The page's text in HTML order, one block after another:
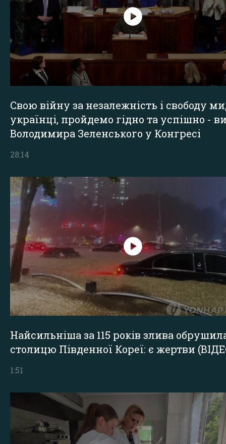
Свою війну за незалежність і свободу
українці, пройдемо гідно та успішно -
Володимира Зеленського у Конгресі
28:14
Найсильніша за 115 років злива
столицю Південної Кореї: є жертви
1:51